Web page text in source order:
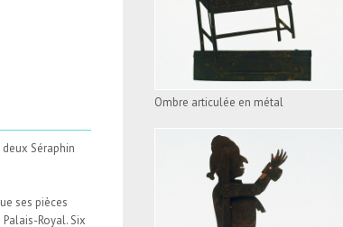
Séraphin
ses pièces
Royal. Six
Ombre articulée en métal
MÉTAL